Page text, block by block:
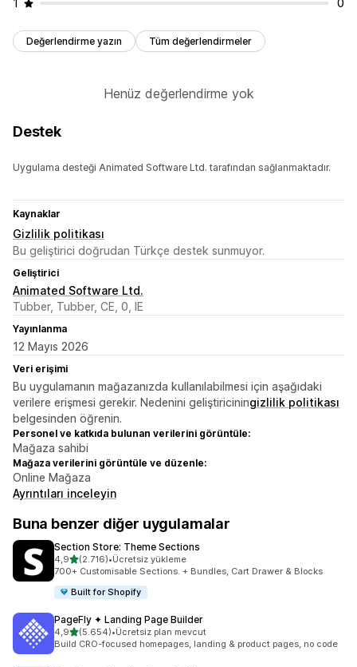
1 0
Değerlendirme yazın Tüm değerlendirmeler
Henüz değerlendirme yok
Destek
Uygulama desteği Animated Software Ltd. tarafından sağlanmaktadır.
Kaynaklar
Gizlilik politikası
Bu geliştirici doğrudan Türkçe destek sunmuyor.
Geliştirici
Animated Software Ltd.
Tubber, Tubber, CE, 0, IE
Yayınlanma
12 Mayıs 2026
Veri erişimi
Bu uygulamanın mağazanızda kullanılabilmesi için aşağıdaki
verilere erişmesi gerekir. Nedenini geliştiriciningizlilik politikası
belgesinden öğrenin.
Personel ve katkıda bulunan verilerini görüntüle:
Mağaza sahibi
Mağaza verilerini görüntüle ve düzenle:
Online Mağaza
Ayrıntıları inceleyin
Buna benzer diğer uygulamalar
Section Store: Theme Sections
4,95 yıldız üzerinden
(2.716)
toplam 2716 değerlendirme
•Ücretsiz yükleme
700+ Customisable Sections. + Bundles, Cart Drawer & Blocks
Built for Shopify
PageFly ✦ Landing Page Builder
4,95 yıldız üzerinden
(5.654)
toplam 5654 değerlendirme
•Ücretsiz plan mevcut
Build CRO-focused homepages, landing & product pages, no code